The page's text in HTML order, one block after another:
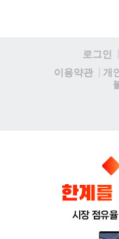
로그인
이용약관
개